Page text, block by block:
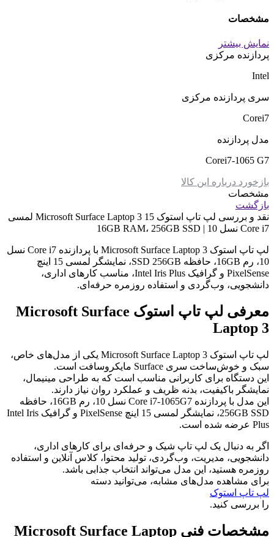
مشخصات
نمایش بیشتر
پردازنده مرکزی
Intel
سری پردازنده مرکزی
Corei7
مدل پردازنده
Corei7-1065 G7
بازخورد درباره این کالا
مشخصات
بازگشت
نقد و بررسی
لپ تاپ استوک Microsoft Surface Laptop 3 15 لمسی
Core i7 نسل 10 | 16GB RAM، 256GB SSD
لپ تاپ استوک Microsoft Surface Laptop 3 با پردازنده Core i7 نسل
10، رم 16GB، حافظه SSD 256GB، نمایشگر لمسی 15 اینچ
PixelSense و گرافیک Intel Iris Plus، مناسب کارهای اداری،
دانشجویی، وب‌گردی و استفاده روزمره حرفه‌ای.
معرفی لپ تاپ استوک Microsoft Surface
Laptop 3
لپ تاپ استوک Microsoft Surface Laptop 3 یکی از مدل‌های خاص،
سبک و خوش‌ساخت سری Surface مایکروسافت است.
این دستگاه برای کاربرانی مناسب است که به طراحی مینیمال،
نمایشگر باکیفیت، بدنه ظریف و عملکرد روان نیاز دارند.
این مدل با پردازنده Core i7-1065G7 نسل 10، رم 16GB، حافظه
256GB SSD، نمایشگر لمسی 15 اینچ PixelSense و گرافیک Intel Iris
Plus عرضه شده است.
اگر به دنبال یک لپ تاپ شیک و حرفه‌ای برای کارهای اداری،
دانشجویی، مدیریت، وب‌گردی، تولید محتوا، کلاس آنلاین و استفاده
روزمره هستید، این مدل می‌تواند انتخاب جذابی باشد.
برای مشاهده مدل‌های مشابه، می‌توانید دسته
لپ تاپ استوک
را بررسی کنید.
مشخصات فنی Microsoft Surface Laptop